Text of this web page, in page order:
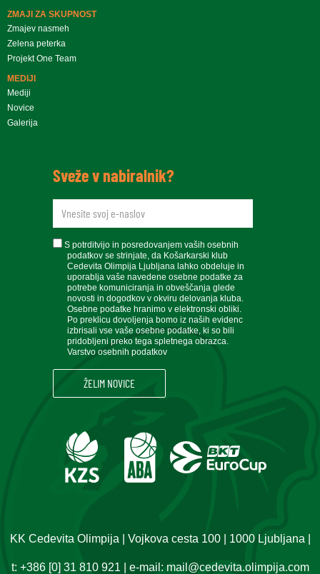
ZMAJI ZA SKUPNOST
Zmajev nasmeh
Zelena peterka
Projekt One Team
MEDIJI
Mediji
Novice
Galerija
Sveže v nabiralnik?
newsletteremail
soglasje
S potrditvijo in posredovanjem vaših osebnih
podatkov se strinjate, da Košarkarski klub
Cedevita Olimpija Ljubljana lahko obdeluje in
uporablja vaše navedene osebne podatke za
potrebe komuniciranja in obveščanja glede
novosti in dogodkov v okviru delovanja kluba.
Osebne podatke hranimo v elektronski obliki.
Po preklicu dovoljenja bomo iz naših evidenc
izbrisali vse vaše osebne podatke, ki so bili
pridobljeni preko tega spletnega obrazca.
Varstvo osebnih podatkov
KK Cedevita Olimpija | Vojkova cesta 100 | 1000 Ljubljana |
t: +386 [0] 31 810 921 | e-mail: mail@cedevita.olimpija.com